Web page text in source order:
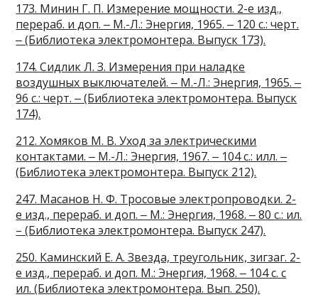
173. Минин Г. П. Измерение мощности. 2-е изд.,
перераб. и доп. ‒ М.-Л.: Энергия, 1965. ‒ 120 с.: черт.
‒ (Библиотека электромонтера. Выпуск 173).
174. Сидлик Л. З. Измерения при наладке
воздушных выключателей. ‒ М.-Л.: Энергия, 1965. ‒
96 с.: черт. ‒ (Библиотека электромонтера. Выпуск
174).
212. Хомяков М. В. Уход за электрическими
контактами. ‒ М.-Л.: Энергия, 1967. ‒ 104 с.: илл. ‒
(Библиотека электромонтера. Выпуск 212).
247. Масанов Н. Ф. Тросовые электропроводки. 2-
е изд., перераб. и доп. ‒ М.: Энергия, 1968. ‒ 80 с.: ил.
– (Библиотека электромонтера. Выпуск 247).
250. Каминский Е. А. Звезда, треугольник, зигзаг. 2-
е изд., перераб. и доп. М.: Энергия, 1968. ‒ 104 с. с
ил. (Библиотека электромонтера. Вып. 250).